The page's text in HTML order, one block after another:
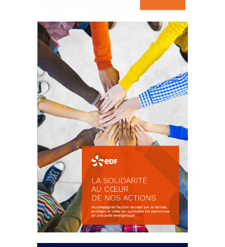
La prévention des conflits
d’intérêts
18 septembre 2023
FEUILLETER